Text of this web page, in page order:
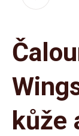
kůže